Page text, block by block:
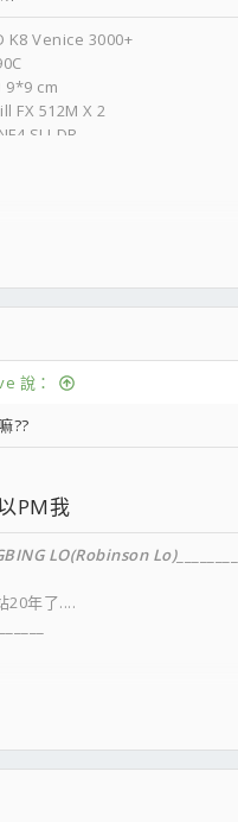
650W*2
FTTB 10/2M *2
援路由器:俠諾科技FVR330雙WAN
K8 Venice 3000+
cm
FX 512M X 2
SLI-DR
說：
??
PM我
LO(Robinson Lo)
20年了....